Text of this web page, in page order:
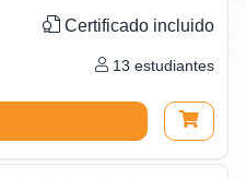
Certificado incluido
13 estudiantes